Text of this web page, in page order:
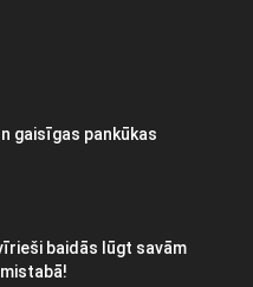
gaisīgas pankūkas
baidās lūgt savām